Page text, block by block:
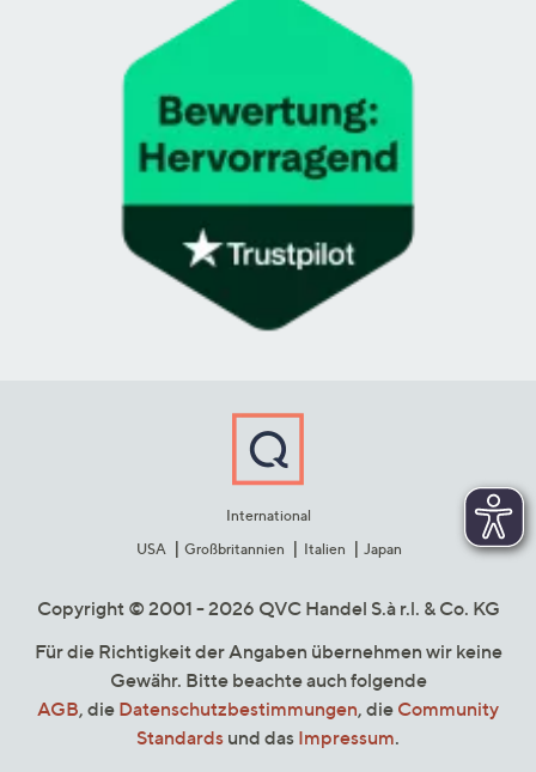
International
USA
Großbritannien Italien Japan
Copyright © 2001 - 2026 QVC Handel S.à r.l. & Co. KG
Für die Richtigkeit der Angaben übernehmen wir keine
Gewähr. Bitte beachte auch folgende
AGB, die Datenschutzbestimmungen, die Community
Standards und das Impressum.